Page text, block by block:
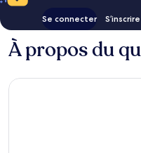
Se connecter
À propos du